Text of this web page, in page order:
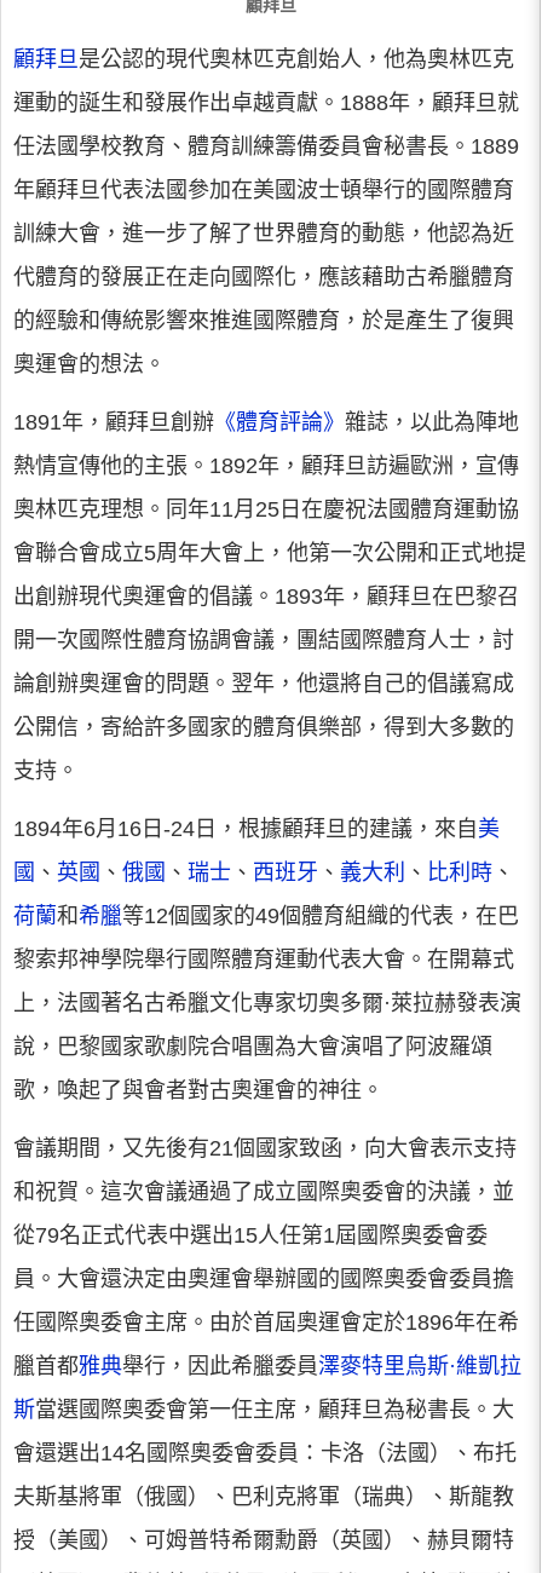
顧拜旦
顧拜旦是公認的現代奧林匹克創始人，他為奧林匹克
運動的誕生和發展作出卓越貢獻。1888年，顧拜旦就
任法國學校教育、體育訓練籌備委員會秘書長。1889
年顧拜旦代表法國參加在美國波士頓舉行的國際體育
訓練大會，進一步了解了世界體育的動態，他認為近
代體育的發展正在走向國際化，應該藉助古希臘體育
的經驗和傳統影響來推進國際體育，於是產生了復興
奧運會的想法。
1891年，顧拜旦創辦 《體育評論》 雜誌，以此為陣地
熱情宣傳他的主張。1892年，顧拜旦訪遍歐洲，宣傳
奧林匹克理想。同年11月25日在慶祝法國體育運動協
會聯合會成立5周年大會上，他第一次公開和正式地提
出創辦現代奧運會的倡議。1893年，顧拜旦在巴黎召
開一次國際性體育協調會議，團結國際體育人士，討
論創辦奧運會的問題。翌年，他還將自己的倡議寫成
公開信，寄給許多國家的體育俱樂部，得到大多數的
支持。
1894年6月16日-24日，根據顧拜旦的建議，來自 美
國 、 英國 、 俄國 、 瑞士 、 西班牙 、 義大利 、 比利時 、
荷蘭和希臘等12個國家的49個體育組織的代表，在巴
黎索邦神學院舉行國際體育運動代表大會。在開幕式
上，法國著名古希臘文化專家切奧多爾·萊拉赫發表演
說，巴黎國家歌劇院合唱團為大會演唱了阿波羅頌
歌，喚起了與會者對古奧運會的神往。
會議期間，又先後有21個國家致函，向大會表示支持
和祝賀。這次會議通過了成立國際奧委會的決議，並
從79名正式代表中選出15人任第1屆國際奧委會委
員。大會還決定由奧運會舉辦國的國際奧委會委員擔
任國際奧委會主席。由於首屆奧運會定於1896年在希
臘首都雅典舉行，因此希臘委員澤麥特里烏斯·維凱拉
斯當選國際奧委會第一任主席，顧拜旦為秘書長。大
會還選出14名國際奧委會委員：卡洛（法國）、布托
夫斯基將軍（俄國）、巴利克將軍（瑞典）、斯龍教
授（美國）、可姆普特希爾勳爵（英國）、赫貝爾特